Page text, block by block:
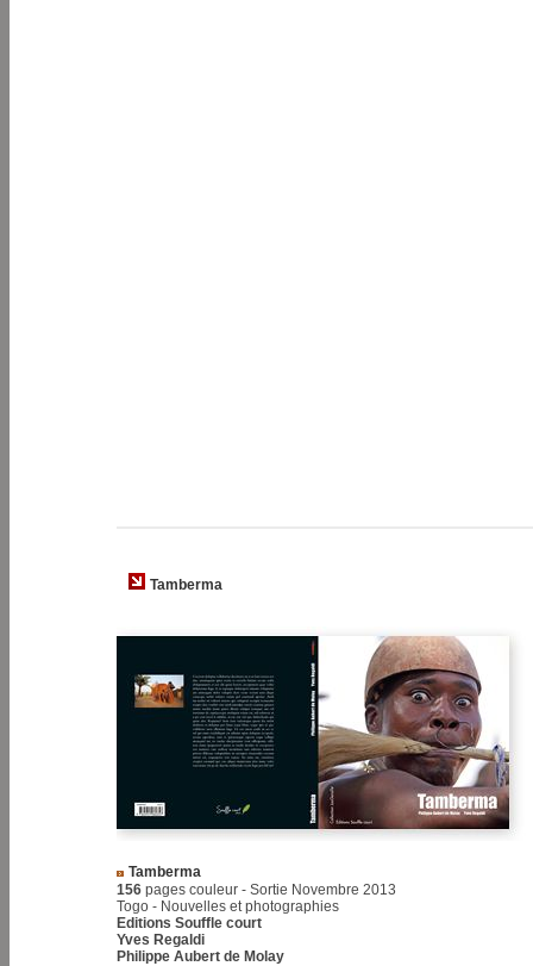
Tamberma
Tamberma
156 pages couleur - Sortie Novembre 2013
Togo - Nouvelles et photographies
Editions Souffle court
Yves Regaldi
Philippe Aubert de Molay